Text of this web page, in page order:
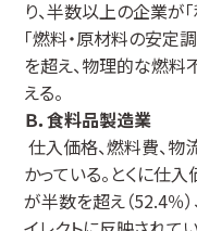
り、半数以上の企業が
「燃料・原材料の安定
を超え、物理的な燃
える。
Ｂ．食料品製造業
仕入価格、燃料費、
かっている。とくに仕
が半数を超え（52.4％